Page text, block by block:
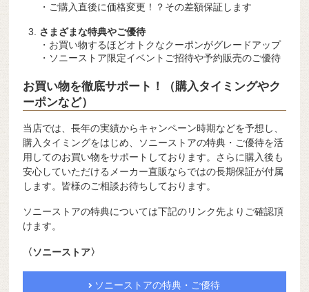
・ご購入直後に価格変更！？その差額保証します
さまざまな特典やご優待
・お買い物するほどオトクなクーポンがグレードアップ
・ソニーストア限定イベントご招待や予約販売のご優待
お買い物を徹底サポート！（購入タイミングやク
ーポンなど）
当店では、長年の実績からキャンペーン時期などを予想し、
購入タイミングをはじめ、ソニーストアの特典・ご優待を活
用してのお買い物をサポートしております。さらに購入後も
安心していただけるメーカー直販ならではの長期保証が付属
します。皆様のご相談お待ちしております。
ソニーストアの特典については下記のリンク先よりご確認頂
けます。
〈ソニーストア〉
ソニーストアの特典・ご優待